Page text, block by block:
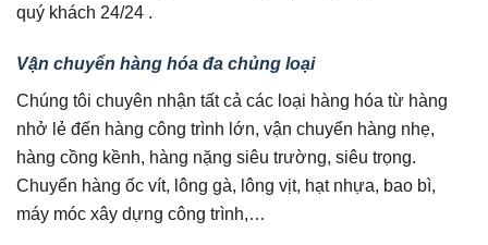
quý khách 24/24 .
Vận chuyển hàng hóa đa chủng loại
Chúng tôi chuyên nhận tất cả các loại hàng hóa từ hàng
nhở lẻ đến hàng công trình lớn, vận chuyển hàng nhẹ,
hàng cồng kềnh, hàng nặng siêu trường, siêu trọng.
Chuyển hàng ốc vít, lông gà, lông vịt, hạt nhựa, bao bì,
máy móc xây dựng công trình,…